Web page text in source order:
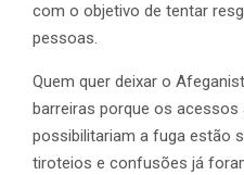
com o objetivo de tentar
pessoas.
Quem quer deixar o
barreiras porque os acessos
possibilitariam a fuga estão
tiroteios e confusões já